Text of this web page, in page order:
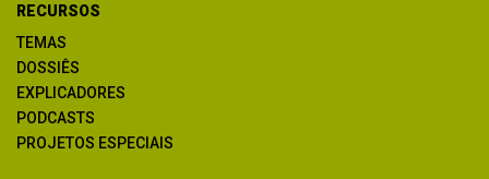
RECURSOS
TEMAS
DOSSIÊS
EXPLICADORES
PODCASTS
PROJETOS ESPECIAIS